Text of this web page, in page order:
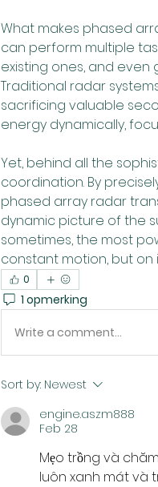
What makes phased
can perform multiple
existing ones, and
Traditional radar
sacrificing valuable
energy dynamically,
Yet, behind all the
coordination. By
phased array radar
dynamic picture of the
sometimes, the most
constant motion, but
0
1 opmerking
Write a comment...
Sort by: Newest
engine.aszm888
Feb 28
Mẹo trồng và
luôn xanh mát và